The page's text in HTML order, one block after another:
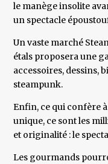
le manège insolite
un spectacle
Un vaste marché
étals proposera une
accessoires, dessins,
steampunk.
Enfin, ce qui confère
unique, ce sont les
et originalité : le
Les gourmands